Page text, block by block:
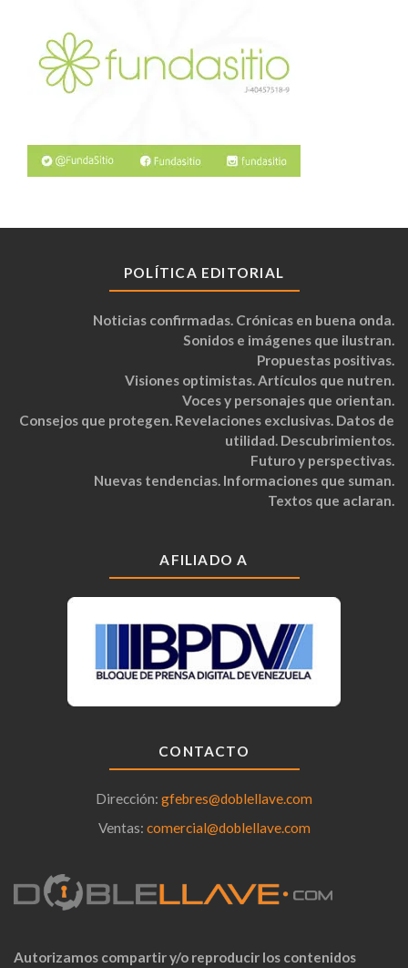
POLÍTICA EDITORIAL
Noticias confirmadas. Crónicas en buena onda.
Sonidos e imágenes que ilustran.
Propuestas positivas.
Visiones optimistas. Artículos que nutren.
Voces y personajes que orientan.
Consejos que protegen. Revelaciones exclusivas. Datos de
utilidad. Descubrimientos.
Futuro y perspectivas.
Nuevas tendencias. Informaciones que suman.
Textos que aclaran.
AFILIADO A
CONTACTO
Dirección: gfebres@doblellave.com
Ventas: comercial@doblellave.com
Autorizamos compartir y/o reproducir los contenidos